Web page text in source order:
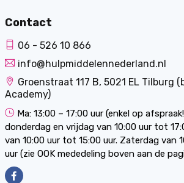
Contact
06 - 526 10 866
info@hulpmiddelennederland.nl
Groenstraat 117 B, 5021 EL Tilburg
Academy)
Ma: 13:00 – 17:00 uur (enkel op
donderdag en vrijdag van 10:00 uur tot
van 10:00 uur tot 15:00 uur. Zaterdag van
uur (zie OOK mededeling boven aan de